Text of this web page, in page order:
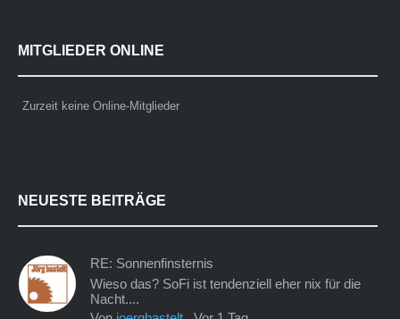
MITGLIEDER ONLINE
Zurzeit keine Online-Mitglieder
NEUESTE BEITRÄGE
RE: Sonnenfinsternis
Wieso das? SoFi ist tendenziell eher nix für die
Nacht....